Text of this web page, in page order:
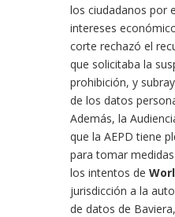
los ciudadanos por
intereses
corte rechazó el
que solicitaba la
prohibición, y
de los datos
Además, la
que la AEPD tiene
para tomar
los intentos de
jurisdicción a la
de datos de